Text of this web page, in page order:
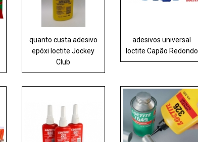
quanto custa adesivo
epóxi loctite Jockey
Club
adesivos universal
loctite Capão Redondo